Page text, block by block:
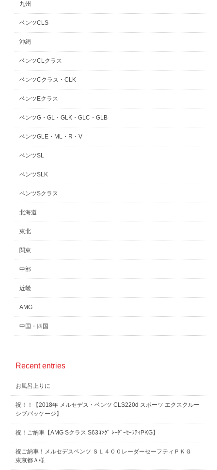
九州
ベンツCLS
沖縄
ベンツCLクラス
ベンツCクラス・CLK
ベンツEクラス
ベンツG・GL・GLK・GLC・GLB
ベンツGLE・ML・R・V
ベンツSL
ベンツSLK
ベンツSクラス
北海道
東北
関東
中部
近畿
AMG
中国・四国
Recent entries
お風呂上りに
祝！！【2018年 メルセデス・ベンツ CLS220d スポーツ エクスクルー
シブパッケージ】
祝！ご納車【AMG Sクラス S63ﾛﾝｸﾞ ﾚｰﾀﾞｰｾｰﾌﾃｨPKG】
祝ご納車！メルセデスベンツ ＳＬ４００レーダーセーフティＰＫＧ
東京都Ａ様